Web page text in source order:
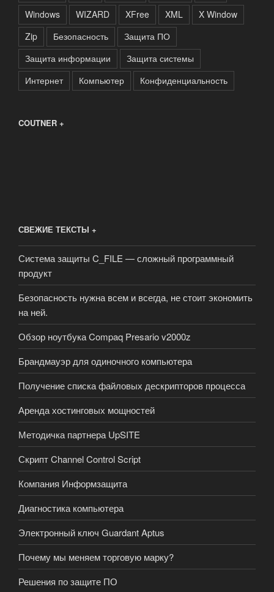
Windows
WIZARD XFree XML
X Window
Zip
Безопасность
Защита ПО
Защита информации
Защита системы
Интернет
Компьютер Конфиденциальность
COUTNER +
СВЕЖИЕ ТЕКСТЫ +
Система защиты C_FILE — сложный программный
продукт
Безопасность нужна всем и всегда, не стоит экономить
на ней.
Обзор ноутбука Compaq Presario v2000z
Брандмауэр для одиночного компьютера
Получение списка файловых дескрипторов процесса
Аренда хостинговых мощностей
Методичка партнера UpSITE
Скрипт Channel Control Script
Компания Информзащита
Диагностика компьютера
Электронный ключ Guardant Aptus
Почему мы меняем торговую марку?
Решения по защите ПО